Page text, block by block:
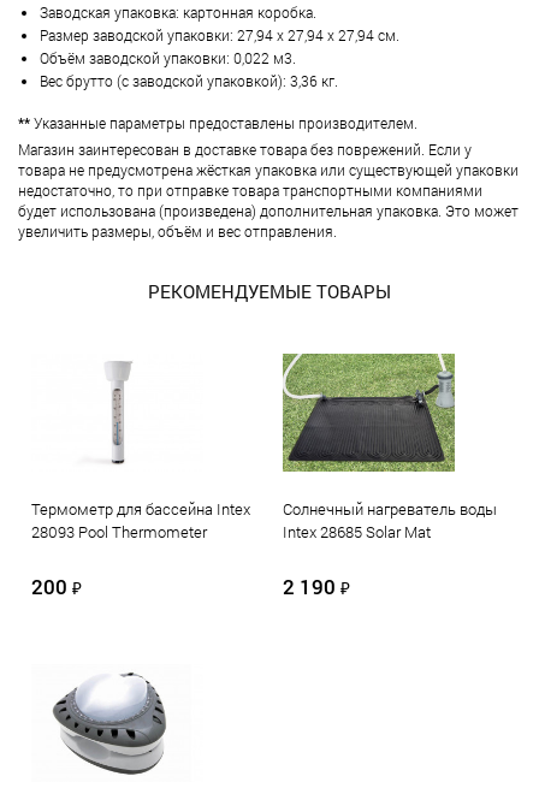
Заводская упаковка: картонная коробка.
Размер заводской упаковки: 27,94 х 27,94 х 27,94 см.
Объём заводской упаковки: 0,022 м3.
Вес брутто (с заводской упаковкой): 3,36 кг.
**Указанные параметры предоставлены производителем.
Магазин заинтересован в доставке товара без поврежений. Если у
товара не предусмотрена жёсткая упаковка или существующей упаковки
недостаточно, то при отправке товара транспортными компаниями
будет использована (произведена) дополнительная упаковка. Это может
увеличить размеры, объём и вес отправления.
РЕКОМЕНДУЕМЫЕ ТОВАРЫ
Термометр для бассейна Intex
28093 Pool Thermometer
200 ₽
Солнечный нагреватель воды
Intex 28685 Solar Mat
2 190 ₽